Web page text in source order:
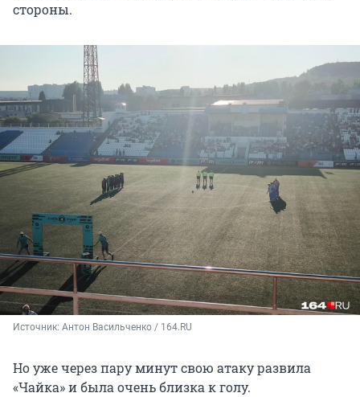
стороны.
Источник: Антон Васильченко / 164.RU
Но уже через пару минут свою атаку развила
«Чайка» и была очень близка к голу.